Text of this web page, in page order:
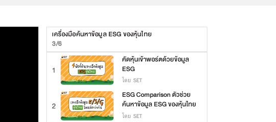
เครื่องมือค้นหาข้อมูล ESG ของหุ้นไทย
3/6
1
คัดหุ้นเข้าพอร์ตด้วยข้อมูล
ESG
โดย SET
2
ESG Comparison ตัวช่วย
ค้นหาข้อมูล ESG ของหุ้นไทย
โดย SET